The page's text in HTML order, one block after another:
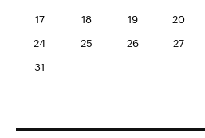
17 18 19 20
24 25 26 27
31